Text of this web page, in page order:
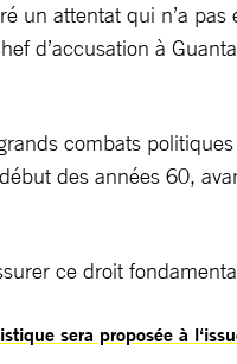
un attentat qui n’a pas
d’accusation à
combats
des années 60,
ce droit
sera proposée à